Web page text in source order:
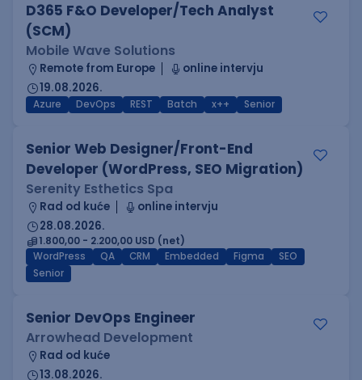
D365 F&O Developer/Tech Analyst
(SCM)
Mobile Wave Solutions
Remote from Europe
online intervju
19.08.2026.
Azure DevOps REST Batch x++ Senior
Senior Web Designer/Front-End
Developer (WordPress, SEO Migration)
Serenity Esthetics Spa
Rad od kuće
online intervju
28.08.2026.
1.800,00 - 2.200,00 USD (net)
WordPress
QA CRM Embedded Figma
SEO
Senior
Senior DevOps Engineer
Arrowhead Development
Rad od kuće
13.08.2026.